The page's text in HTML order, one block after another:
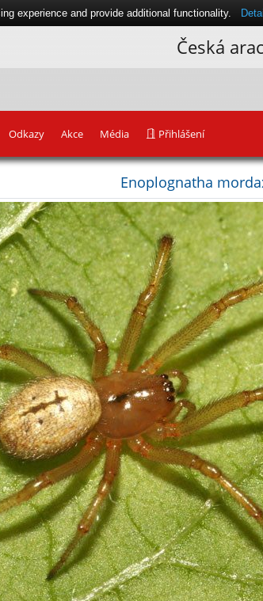
Česká
Odkazy Akce Média Přihlášení
Enoplognatha
experience and provide additional functionality.